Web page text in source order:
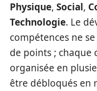
Physique, Social,
Technologie. Le
compétences ne
de points ; chaque
organisée en
être débloqués en